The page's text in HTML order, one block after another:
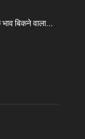
बिकने वाला...